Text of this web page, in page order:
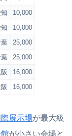
10,000
10,000
25,000
25,000
16,000
16,000
展示場が最大級
が小さい会場と